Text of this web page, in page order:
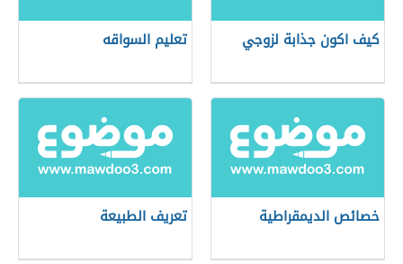
كيف اكون جذابة لزوجي تعليم السواقه
خصائص الديمقراطية تعريف الطبيعة